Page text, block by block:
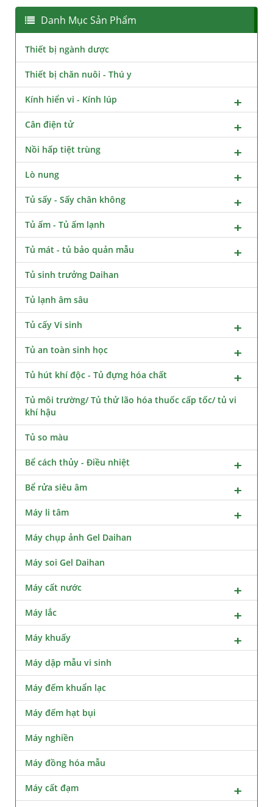
Danh Mục Sản Phẩm
Thiết bị ngành dược
Thiết bị chăn nuôi - Thú y
Kính hiển vi - Kính lúp
Cân điện tử
Nồi hấp tiệt trùng
Lò nung
Tủ sấy - Sấy chân không
Tủ ấm - Tủ ấm lạnh
Tủ mát - tủ bảo quản mẫu
Tủ sinh trưởng Daihan
Tủ lạnh âm sâu
Tủ cấy Vi sinh
Tủ an toàn sinh học
Tủ hút khí độc - Tủ đựng hóa chất
Tủ môi trường/ Tủ thử lão hóa thuốc cấp tốc/ tủ vi
khí hậu
Tủ so màu
Bể cách thủy - Điều nhiệt
Bể rửa siêu âm
Máy li tâm
Máy chụp ảnh Gel Daihan
Máy soi Gel Daihan
Máy cất nước
Máy lắc
Máy khuấy
Máy dập mẫu vi sinh
Máy đếm khuẩn lạc
Máy đếm hạt bụi
Máy nghiền
Máy đồng hóa mẫu
Máy cất đạm